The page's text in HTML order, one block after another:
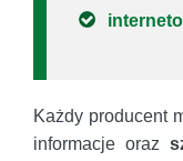
Każdy producent
informacje oraz